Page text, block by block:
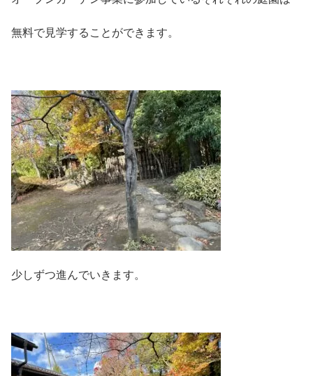
無料で見学することができます。
少しずつ進んでいきます。